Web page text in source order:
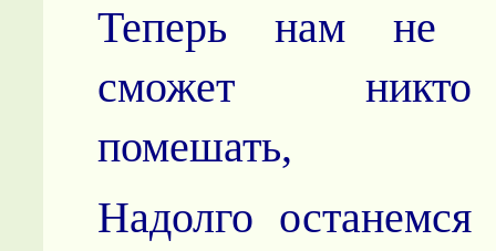
Теперь нам не
сможет никто
помешать,
Надолго останемся